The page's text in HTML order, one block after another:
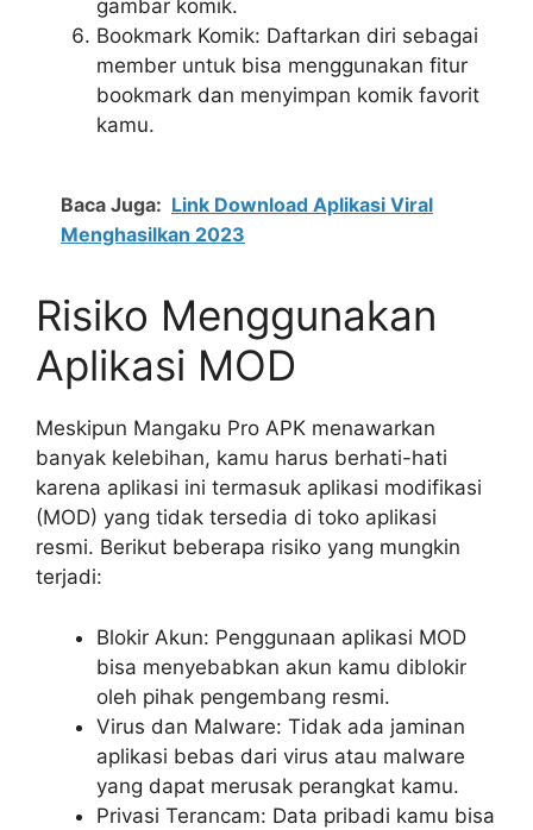
gambar komik.
Bookmark Komik: Daftarkan diri sebagai
member untuk bisa menggunakan fitur
bookmark dan menyimpan komik favorit
kamu.
Baca Juga: Link Download Aplikasi Viral
Menghasilkan 2023
Risiko Menggunakan
Aplikasi MOD
Meskipun Mangaku Pro APK menawarkan
banyak kelebihan, kamu harus berhati-hati
karena aplikasi ini termasuk aplikasi modifikasi
(MOD) yang tidak tersedia di toko aplikasi
resmi. Berikut beberapa risiko yang mungkin
terjadi:
Blokir Akun: Penggunaan aplikasi MOD
bisa menyebabkan akun kamu diblokir
oleh pihak pengembang resmi.
Virus dan Malware: Tidak ada jaminan
aplikasi bebas dari virus atau malware
yang dapat merusak perangkat kamu.
Privasi Terancam: Data pribadi kamu bisa